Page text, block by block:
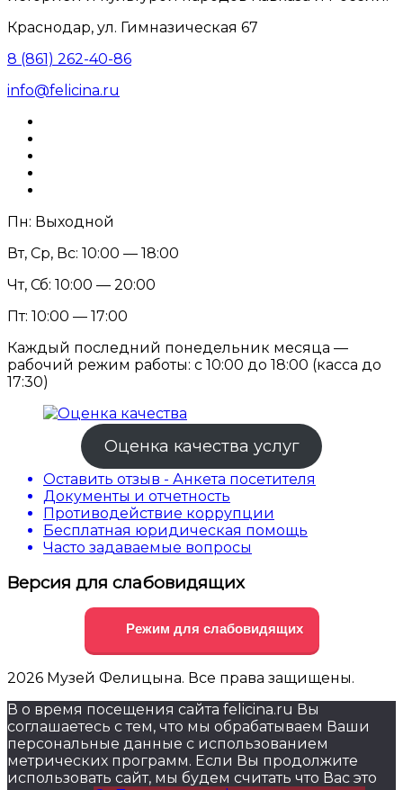
Краснодар, ул. Гимназическая 67
8 (861) 262-40-86
info@felicina.ru
Пн: Выходной
Вт, Ср, Вс: 10:00 — 18:00
Чт, Сб: 10:00 — 20:00
Пт: 10:00 — 17:00
Каждый последний понедельник месяца —
рабочий режим работы: с 10:00 до 18:00 (касса до
17:30)
Оценка качества услуг
Оставить отзыв - Анкета посетителя
Документы и отчетность
Противодействие коррупции
Бесплатная юридическая помощь
Часто задаваемые вопросы
Версия для слабовидящих
Режим для слабовидящих
2026 Музей Фелицына. Все права защищены.
В о время посещения сайта felicina.ru Вы
соглашаетесь с тем, что мы обрабатываем Ваши
персональные данные с использованием
метрических программ. Если Вы продолжите
использовать сайт, мы будем считать что Вас это